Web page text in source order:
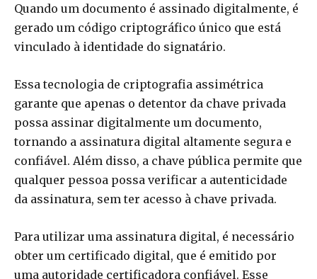
Quando um documento é assinado digitalmente, é
gerado um código criptográfico único que está
vinculado à identidade do signatário.
Essa tecnologia de criptografia assimétrica
garante que apenas o detentor da chave privada
possa assinar digitalmente um documento,
tornando a assinatura digital altamente segura e
confiável. Além disso, a chave pública permite que
qualquer pessoa possa verificar a autenticidade
da assinatura, sem ter acesso à chave privada.
Para utilizar uma assinatura digital, é necessário
obter um certificado digital, que é emitido por
uma autoridade certificadora confiável. Esse